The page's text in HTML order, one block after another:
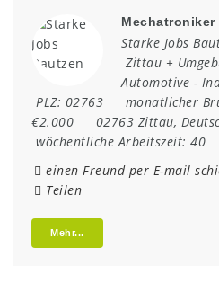
Mechatroniker
Starke Jobs
Zittau +
Automotive -
PLZ: 02763 monatlicher
€2.000
02763 Zittau,
wöchentliche Arbeitszeit: 40
einen Freund per E-mail
Teilen
Mehr...